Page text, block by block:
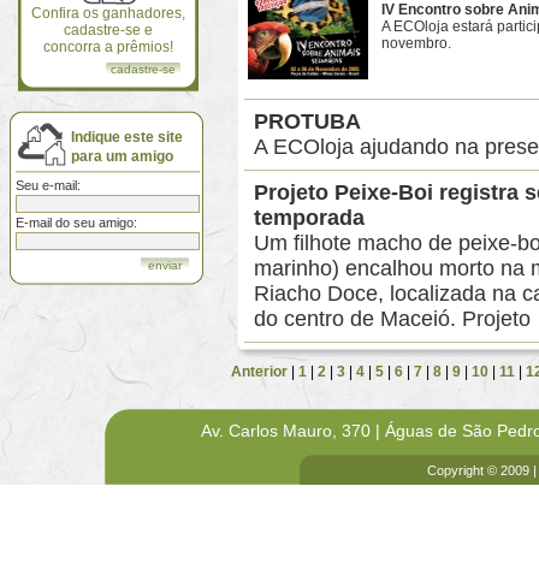
Confira os ganhadores,
cadastre-se e
concorra a prêmios!
cadastre-se
Indique este site
para um amigo
Seu e-mail:
E-mail do seu amigo:
IV Encontro sobre
A ECOloja estará
novembro.
PROTUBA
A ECOloja ajudando na
Projeto Peixe-Boi registra
temporada
Um filhote macho de peixe-
marinho) encalhou morto na
Riacho Doce, localizada na
do centro de Maceió. Projeto
Anterior |1 |2 |3 |4 |5 |6 |7 |8 |9 |10 |11 |
Av. Carlos Mauro, 370 | Águas de São
Copyright © 2009